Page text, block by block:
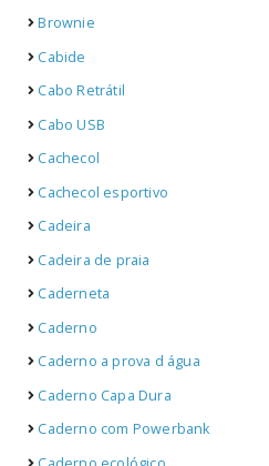
Brownie
Cabide
Cabo Retrátil
Cabo USB
Cachecol
Cachecol esportivo
Cadeira
Cadeira de praia
Caderneta
Caderno
Caderno a prova d água
Caderno Capa Dura
Caderno com Powerbank